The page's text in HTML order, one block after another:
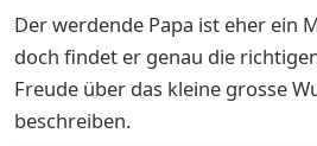
Der werdende Papa ist eher ein
doch findet er genau die
Freude über das kleine grosse
beschreiben.